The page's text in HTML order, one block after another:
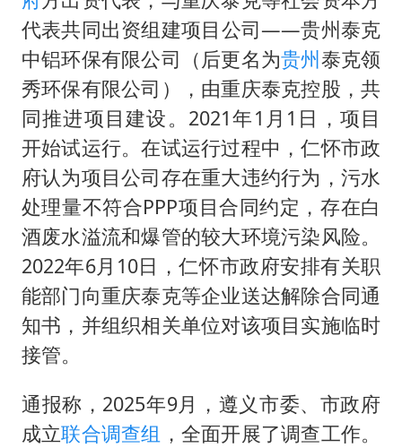
人民的健康、体质、幸福一脉相承
代表共同出资组建项目公司——贵州泰克
中铝环保有限公司（后更名为贵州泰克领
秀环保有限公司），由重庆泰克控股，共
同推进项目建设。2021年1月1日，项目
开始试运行。在试运行过程中，仁怀市政
府认为项目公司存在重大违约行为，污水
处理量不符合PPP项目合同约定，存在白
酒废水溢流和爆管的较大环境污染风险。
2022年6月10日，仁怀市政府安排有关职
能部门向重庆泰克等企业送达解除合同通
知书，并组织相关单位对该项目实施临时
接管。
通报称，2025年9月，遵义市委、市政府
成立联合调查组 ，全面开展了调查工作。